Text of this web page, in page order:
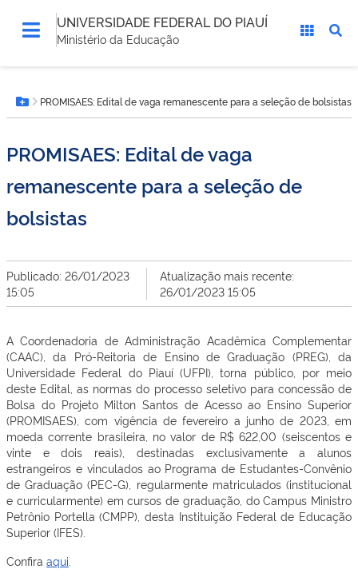
UNIVERSIDADE FEDERAL DO PIAUÍ
Ministério da Educação
está
aqui:Botão Menu
PROMISAES: Edital de vaga remanescente para a seleção de bolsistas
PROMISAES: Edital de vaga
remanescente para a seleção de
bolsistas
Publicado: 26/01/2023
15:05
Atualização mais recente:
26/01/2023 15:05
A Coordenadoria de Administração Acadêmica Complementar
(CAAC), da Pró-Reitoria de Ensino de Graduação (PREG), da
Universidade Federal do Piauí (UFPI), torna público, por meio
deste Edital, as normas do processo seletivo para concessão de
Bolsa do Projeto Milton Santos de Acesso ao Ensino Superior
(PROMISAES), com vigência de fevereiro a junho de 2023, em
moeda corrente brasileira, no valor de R$ 622,00 (seiscentos e
vinte e dois reais), destinadas exclusivamente a alunos
estrangeiros e vinculados ao Programa de Estudantes-Convênio
de Graduação (PEC-G), regularmente matriculados (institucional
e curricularmente) em cursos de graduação, do Campus Ministro
Petrônio Portella (CMPP), desta Instituição Federal de Educação
Superior (IFES).
Confira aqui